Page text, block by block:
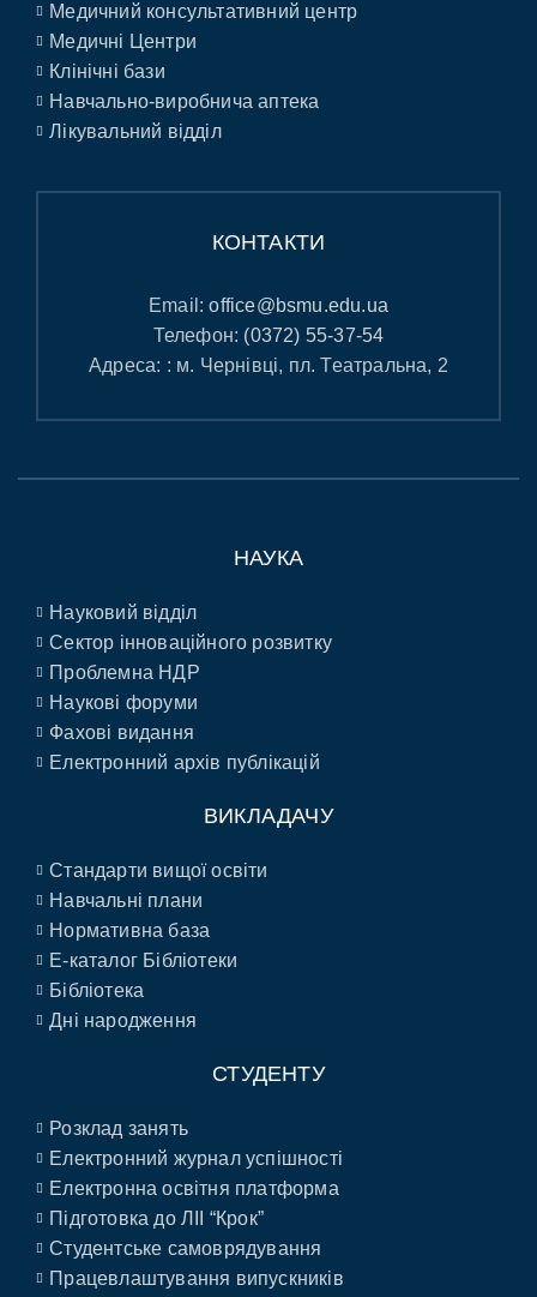
Медичний консультативний центр
Медичні Центри
Клінічні бази
Навчально-виробнича аптека
Лікувальний відділ
КОНТАКТИ
Email:office@bsmu.edu.ua
Телефон: (0372) 55-37-54
Адреса: : м. Чернівці, пл. Театральна, 2
НАУКА
Науковий відділ
Сектор інноваційного розвитку
Проблемна НДР
Наукові форуми
Фахові видання
Електронний архів публікацій
ВИКЛАДАЧУ
Стандарти вищої освіти
Навчальні плани
Нормативна база
E-каталог Бібліотеки
Бібліотека
Дні народження
СТУДЕНТУ
Розклад занять
Електронний журнал успішності
Електронна освітня платформа
Підготовка до ЛІІ “Крок”
Студентське самоврядування
Працевлаштування випускників